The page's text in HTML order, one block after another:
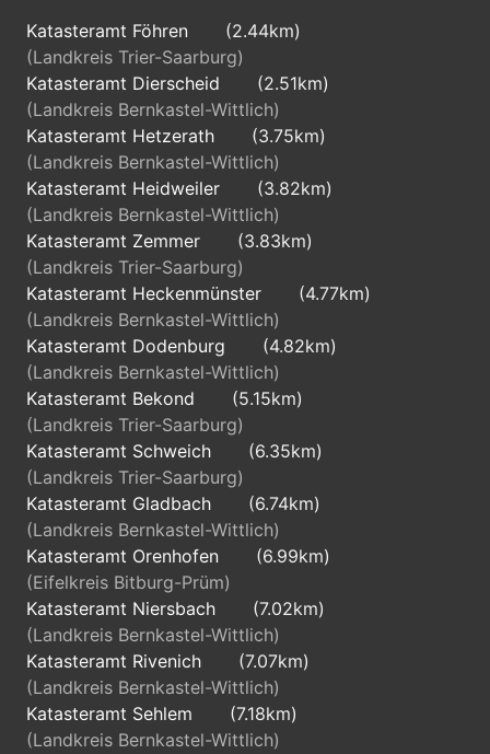
Katasteramt Föhren
(2.44km)
(Landkreis Trier-Saarburg)
Katasteramt Dierscheid
(2.51km)
(Landkreis Bernkastel-Wittlich)
Katasteramt Hetzerath
(3.75km)
(Landkreis Bernkastel-Wittlich)
Katasteramt Heidweiler
(3.82km)
(Landkreis Bernkastel-Wittlich)
Katasteramt Zemmer
(3.83km)
(Landkreis Trier-Saarburg)
Katasteramt Heckenmünster
(4.77km)
(Landkreis Bernkastel-Wittlich)
Katasteramt Dodenburg
(4.82km)
(Landkreis Bernkastel-Wittlich)
Katasteramt Bekond
(5.15km)
(Landkreis Trier-Saarburg)
Katasteramt Schweich
(6.35km)
(Landkreis Trier-Saarburg)
Katasteramt Gladbach
(6.74km)
(Landkreis Bernkastel-Wittlich)
Katasteramt Orenhofen
(6.99km)
(Eifelkreis Bitburg-Prüm)
Katasteramt Niersbach
(7.02km)
(Landkreis Bernkastel-Wittlich)
Katasteramt Rivenich
(7.07km)
(Landkreis Bernkastel-Wittlich)
Katasteramt Sehlem
(7.18km)
(Landkreis Bernkastel-Wittlich)